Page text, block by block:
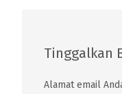
Tinggalkan
Alamat email